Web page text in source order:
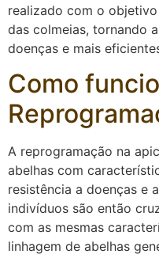
realizado com o
das colmeias, tornando
doenças e mais
Como
A reprogramação na
abelhas com
resistência a doenças e
indivíduos são então
com as mesmas
linhagem de abelhas